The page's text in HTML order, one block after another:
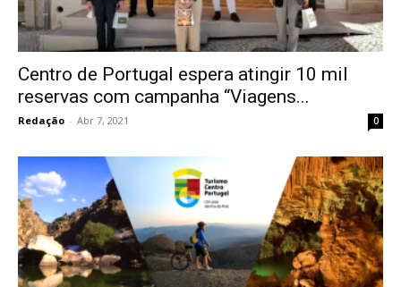
Centro de Portugal espera atingir 10 mil
reservas com campanha “Viagens...
Redação - Abr 7, 2021 0